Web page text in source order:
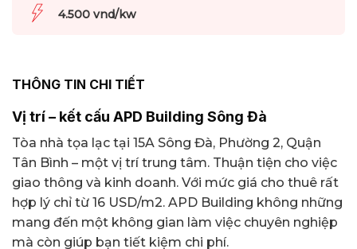
4.500 vnd/kw
THÔNG TIN CHI TIẾT
Vị trí – kết cấu APD Building Sông Đà
Tòa nhà tọa lạc tại 15A Sông Đà, Phường 2, Quận
Tân Bình – một vị trí trung tâm. Thuận tiện cho việc
giao thông và kinh doanh. Với mức giá cho thuê rất
hợp lý chỉ từ 16 USD/m2. APD Building không những
mang đến một không gian làm việc chuyên nghiệp
mà còn giúp bạn tiết kiệm chi phí.